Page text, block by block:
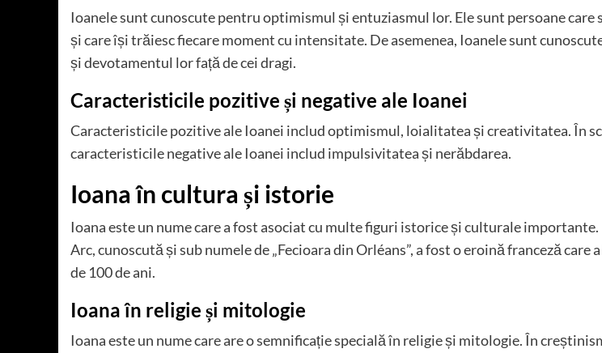
Ioanele sunt cunoscute pentru optimismul și entuziasmul lor. Ele sunt persoane care
și care își trăiesc fiecare moment cu intensitate. De asemenea, Ioanele sunt
și devotamentul lor față de cei dragi.
Caracteristicile pozitive și negative ale Ioanei
Caracteristicile pozitive ale Ioanei includ optimismul, loialitatea și creativitatea. În
caracteristicile negative ale Ioanei includ impulsivitatea și nerăbdarea.
Ioana în cultura și istorie
Ioana este un nume care a fost asociat cu multe figuri istorice și culturale importante.
Arc, cunoscută și sub numele de „Fecioara din Orléans”, a fost o eroină franceză care
de 100 de ani.
Ioana în religie și mitologie
Ioana este un nume care are o semnificație specială în religie și mitologie. În